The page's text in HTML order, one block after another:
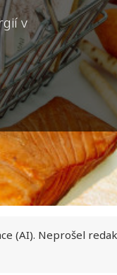
v
(AI). Neprošel